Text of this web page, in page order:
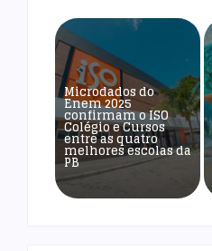
Microdados do
Enem 2025
confirmam o ISO
Colégio e Cursos
entre as quatro
melhores escolas da
PB